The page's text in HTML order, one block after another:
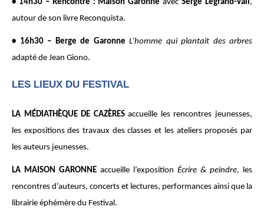
• 14h30 – Rencontre : Maison GaronneavecSerge Legrand-Vall ,
autour de son livre Reconquista.
• 16h30 – Berge de Garonne L’homme qui plantait des arbres
adapté de Jean Giono.
LES LIEUX DU FESTIVAL
LA MÉDIATHÈQUE DE CAZÈRESaccueille les rencontres jeunesses,
les expositions des travaux des classes et les ateliers proposés par
les auteurs jeunesses.
LA MAISON GARONNE accueille l’exposition Écrire & peindre, les
rencontres d’auteurs, concerts et lectures, performances ainsi que la
librairie éphémère du Festival.